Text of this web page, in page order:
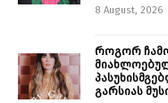
8 August, 2026
როგორ
გარსიას